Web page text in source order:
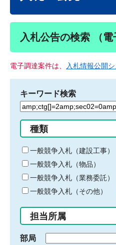
入札公告の検索 （電
電子調達案件は、 入札情報公開
キーワード検索
検
る
キ
ー
ワ
ー
ド
入
力
種類
一般競争入札（建設工事）
一般競争入札（物品）
一般競争入札（業務委託）
一般競争入札（その他）
担当所属
部局